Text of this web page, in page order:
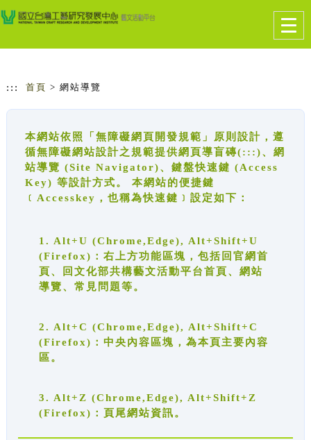
跳到主要內容
網站導覽
::: 首頁 > 網站導覽
本網站依照「無障礙網頁開發規範」原則設計，遵
循無障礙網站設計之規範提供網頁導盲磚(:::)、網
站導覽 (Site Navigator)、鍵盤快速鍵 (Access
Key) 等設計方式。 本網站的便捷鍵
﹝Accesskey，也稱為快速鍵﹞設定如下：
1. Alt+U (Chrome,Edge), Alt+Shift+U
(Firefox)：右上方功能區塊，包括回官網首
頁、回文化部共構藝文活動平台首頁、網站
導覽、常見問題等。
2. Alt+C (Chrome,Edge), Alt+Shift+C
(Firefox)：中央內容區塊，為本頁主要內容
區。
3. Alt+Z (Chrome,Edge), Alt+Shift+Z
(Firefox)：頁尾網站資訊。